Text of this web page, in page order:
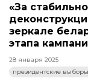
«За
зеркале
этапа
28 января 2025
президентские